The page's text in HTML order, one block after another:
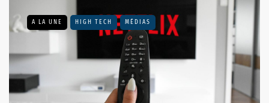
A LA UNE HIGH TECH MÉDIAS